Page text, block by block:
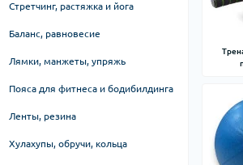
Силовые станции Force USA
Столы для армрестлинга
Вертикальные тренажеры
Восстановленные гребные
Рукояти для тяг
Лавки и стойки для гантелей, дисков,
Стретчинг, растяжка и йога
Баланс, равновесие
Лямки, манжеты, упряжь
Пояса для фитнеса и бодибилдинга
Ленты, резина
Хулахупы, обручи, кольца